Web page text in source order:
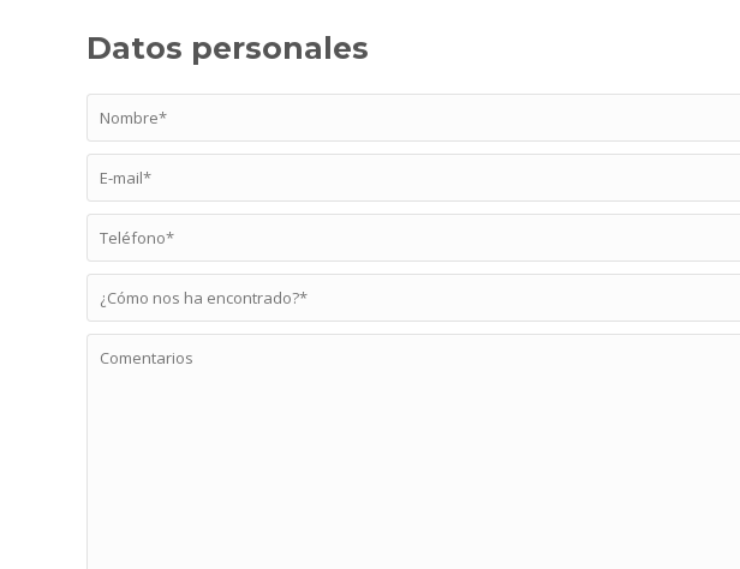
Datos personales